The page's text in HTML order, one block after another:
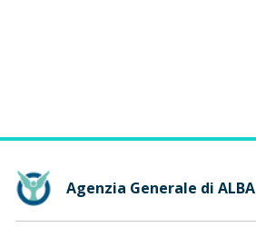
Agenzia Generale di ALBA